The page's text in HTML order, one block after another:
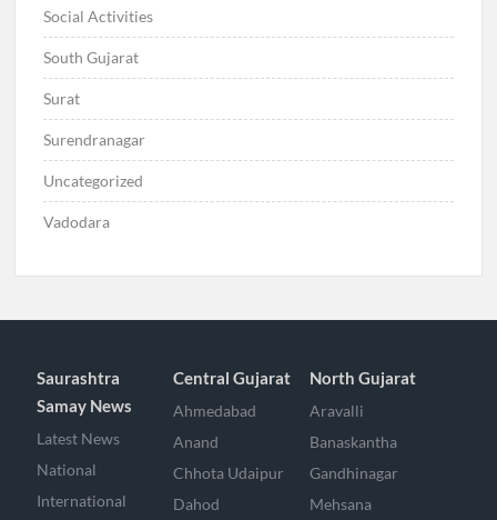
Social Activities
South Gujarat
Surat
Surendranagar
Uncategorized
Vadodara
Saurashtra
Samay News
Latest News
National
International
Central Gujarat
Ahmedabad
Anand
Chhota Udaipur
Dahod
North Gujarat
Aravalli
Banaskantha
Gandhinagar
Mehsana